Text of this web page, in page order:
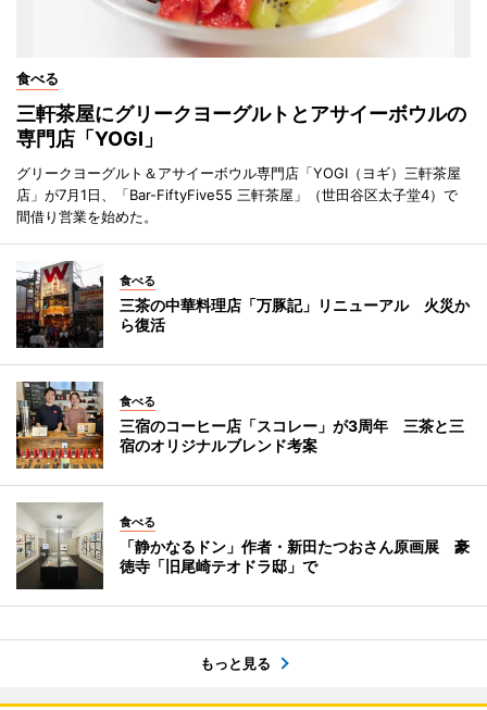
食べる
三軒茶屋にグリークヨーグルトとアサイーボウルの
専門店「YOGI」
グリークヨーグルト＆アサイーボウル専門店「YOGI（ヨギ）三軒茶屋
店」が7月1日、「Bar-FiftyFive55 三軒茶屋」（世田谷区太子堂4）で
間借り営業を始めた。
食べる
三茶の中華料理店「万豚記」リニューアル 火災か
ら復活
食べる
三宿のコーヒー店「スコレー」が3周年 三茶と三
宿のオリジナルブレンド考案
食べる
「静かなるドン」作者・新田たつおさん原画展 豪
徳寺「旧尾崎テオドラ邸」で
もっと見る